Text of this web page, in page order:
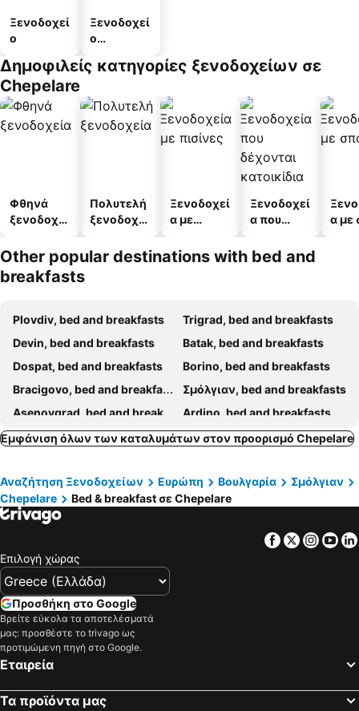
Ξενοδοχεί
ο
Ξενοδοχεί
ο
άτων
Δημοφιλείς κατηγορίες ξενοδοχείων σε
Chepelare
Φθηνά
ξενοδοχεί
Πολυτελή
ξενοδοχεί
Ξενοδοχεί
α με
Ξενοδοχεί
α που
κατοικίδι
α με
Other popular destinations with bed and
breakfasts
Plovdiv, bed and breakfasts
Trigrad, bed and breakfasts
Devin, bed and breakfasts
Batak, bed and breakfasts
Dospat, bed and breakfasts
Borino, bed and breakfasts
Bracigovo, bed and breakfasts
Σμόλγιαν, bed and breakfasts
Asenovgrad, bed and breakfasts
Ardino, bed and breakfasts
Εμφάνιση όλων των καταλυμάτων στον προορισμό Chepelare
Αναζήτηση Ξενοδοχείων Ευρώπη Βουλγαρία
Σμόλγιαν
Chepelare
Bed & breakfast σε Chepelare
Facebook
Twitter
Επιλογή χώρας
Προσθήκη στο Google
Βρείτε εύκολα τα αποτελέσματά
μας: προσθέστε το trivago ως
προτιμώμενη πηγή στο Google.
Εταιρεία
Τα προϊόντα μας